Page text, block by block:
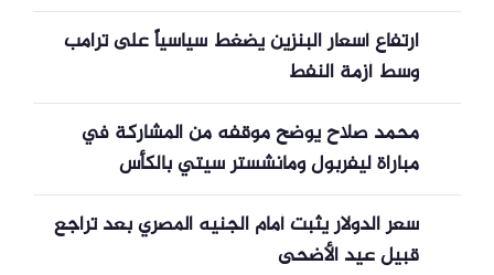
ارتفاع أسعار البنزين يضغط سياسياً على ترامب
وسط أزمة النفط
محمد صلاح يوضح موقفه من المشاركة في
مباراة ليفربول ومانشستر سيتي بالكأس
سعر الدولار يثبت أمام الجنيه المصري بعد تراجع
قبيل عيد الأضحى